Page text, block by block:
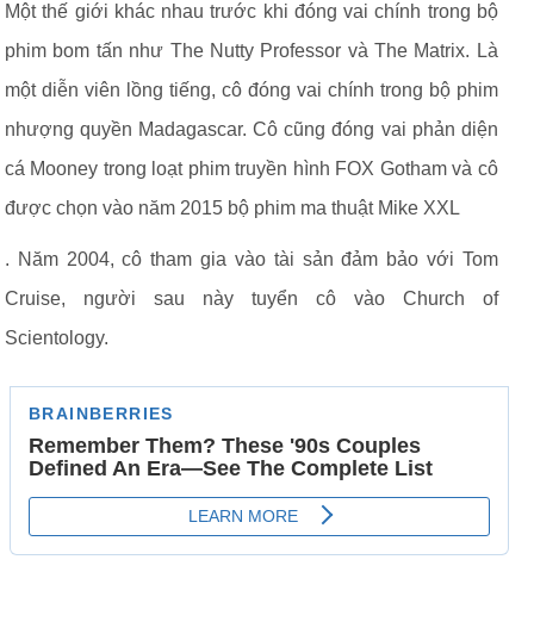
Một thế giới khác nhau trước khi đóng vai chính trong bộ
phim bom tấn như The Nutty Professor và The Matrix. Là
một diễn viên lồng tiếng, cô đóng vai chính trong bộ phim
nhượng quyền Madagascar. Cô cũng đóng vai phản diện
cá Mooney trong loạt phim truyền hình FOX Gotham và cô
được chọn vào năm 2015 bộ phim ma thuật Mike XXL
. Năm 2004, cô tham gia vào tài sản đảm bảo với Tom
Cruise, người sau này tuyển cô vào Church of
Scientology.